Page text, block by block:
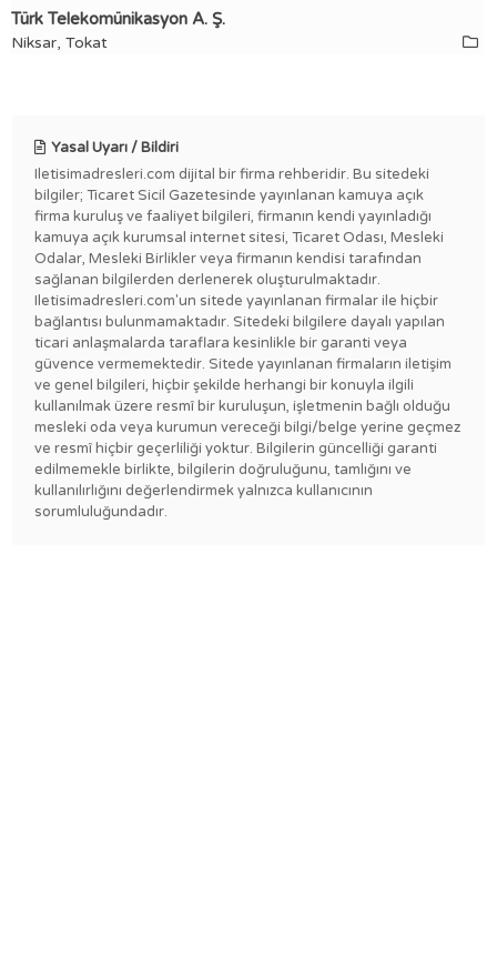
Türk Telekomünikasyon A. Ş.
Niksar, Tokat
Yasal Uyarı / Bildiri
Iletisimadresleri.com dijital bir firma rehberidir. Bu sitedeki
bilgiler; Ticaret Sicil Gazetesinde yayınlanan kamuya açık
firma kuruluş ve faaliyet bilgileri, firmanın kendi yayınladığı
kamuya açık kurumsal internet sitesi, Ticaret Odası, Mesleki
Odalar, Mesleki Birlikler veya firmanın kendisi tarafından
sağlanan bilgilerden derlenerek oluşturulmaktadır.
Iletisimadresleri.com'un sitede yayınlanan firmalar ile hiçbir
bağlantısı bulunmamaktadır. Sitedeki bilgilere dayalı yapılan
ticari anlaşmalarda taraflara kesinlikle bir garanti veya
güvence vermemektedir. Sitede yayınlanan firmaların iletişim
ve genel bilgileri, hiçbir şekilde herhangi bir konuyla ilgili
kullanılmak üzere resmî bir kuruluşun, işletmenin bağlı olduğu
mesleki oda veya kurumun vereceği bilgi/belge yerine geçmez
ve resmî hiçbir geçerliliği yoktur. Bilgilerin güncelliği garanti
edilmemekle birlikte, bilgilerin doğruluğunu, tamlığını ve
kullanılırlığını değerlendirmek yalnızca kullanıcının
sorumluluğundadır.